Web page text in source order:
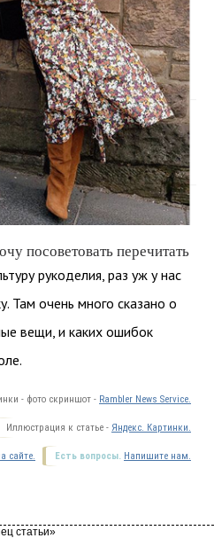
посоветовать перечитать
рукоделия, раз уж у нас
Там очень много сказано о
вещи, и каких ошибок
- фото скриншот - Rambler News Service.
Иллюстрация к статье - Яндекс. Картинки.
Есть вопросы. Напишите нам.
сайте.